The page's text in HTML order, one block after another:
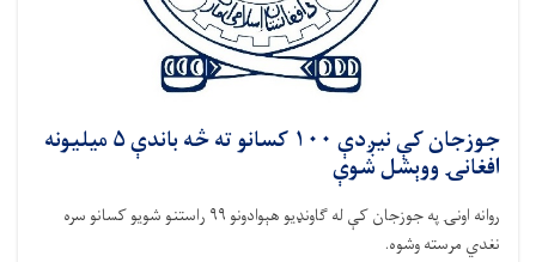
جوزجان کې نيږدې ۱۰۰ کسانو ته څه باندې ۵ میلیونه
افغانۍ ووېشل شوې
روانه اونۍ په جوزجان کې له ګاونډیو هېوادونو ۹۹ راستنو شویو کسانو سره
نغدي مرسته وشوه.